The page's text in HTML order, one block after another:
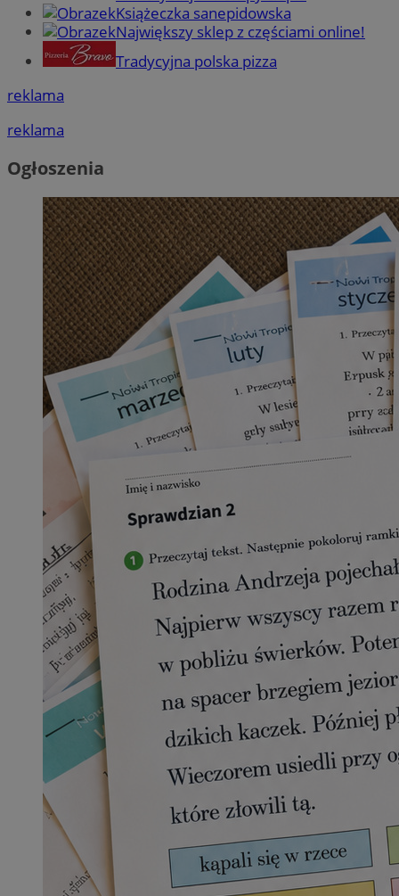
Książeczka sanepidowska
Największy sklep z częściami online!
Tradycyjna polska pizza
reklama
reklama
Ogłoszenia